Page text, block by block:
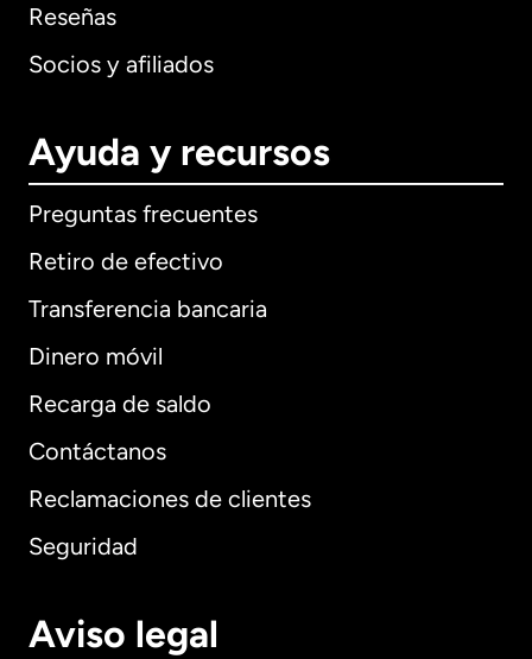
Reseñas
Socios y afiliados
Ayuda y recursos
Preguntas frecuentes
Retiro de efectivo
Transferencia bancaria
Dinero móvil
Recarga de saldo
Contáctanos
Reclamaciones de clientes
Seguridad
Aviso legal